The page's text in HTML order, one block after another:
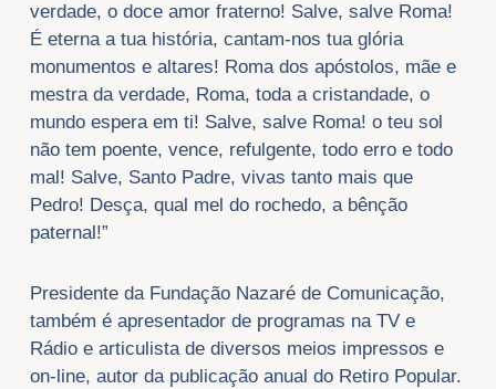
verdade, o doce amor fraterno! Salve, salve Roma!
É eterna a tua história, cantam-nos tua glória
monumentos e altares! Roma dos apóstolos, mãe e
mestra da verdade, Roma, toda a cristandade, o
mundo espera em ti! Salve, salve Roma! o teu sol
não tem poente, vence, refulgente, todo erro e todo
mal! Salve, Santo Padre, vivas tanto mais que
Pedro! Desça, qual mel do rochedo, a bênção
paternal!”
Presidente da Fundação Nazaré de Comunicação,
também é apresentador de programas na TV e
Rádio e articulista de diversos meios impressos e
on-line, autor da publicação anual do Retiro Popular.